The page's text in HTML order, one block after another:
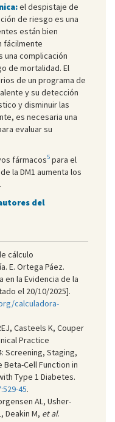
el despistaje de
de riesgo es una
están bien
fácilmente
complicación
de mortalidad. El
de un programa de
y su detección
y disminuir las
es necesaria una
evaluar su
fármacos5 para el
la DM1 aumenta los
del
cálculo
E. Ortega Páez.
en la Evidencia de la
el 20/10/2025].
calculadora-
Casteels K, Couper
Practice
Screening, Staging,
Cell Function in
Type 1 Diabetes.
45.
AL, Usher-
Deakin M, et al.